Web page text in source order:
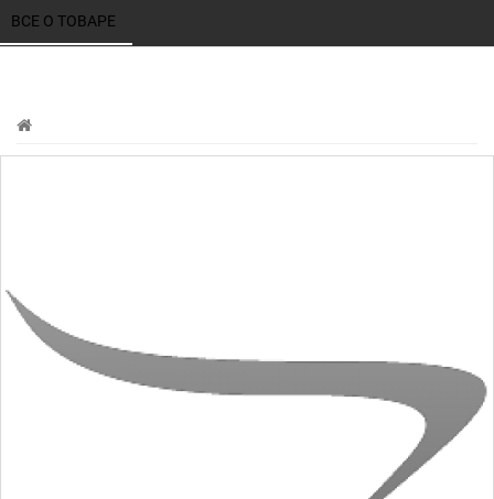
ВСЕ О ТОВАРЕ